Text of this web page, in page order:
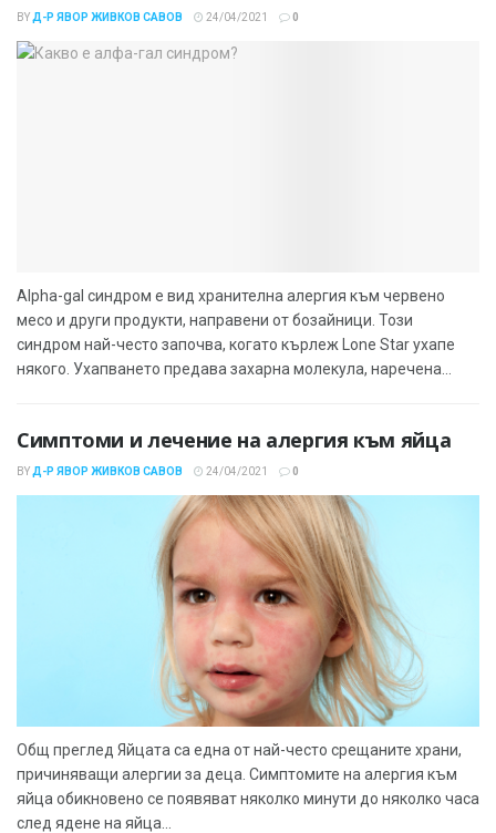
BY Д-Р ЯВОР ЖИВКОВ САВОВ 24/04/2021 0
Alpha-gal синдром е вид хранителна алергия към червено
месо и други продукти, направени от бозайници. Този
синдром най-често започва, когато кърлеж Lone Star ухапе
някого. Ухапването предава захарна молекула, наречена...
Симптоми и лечение на алергия към яйца
BY Д-Р ЯВОР ЖИВКОВ САВОВ 24/04/2021 0
Общ преглед Яйцата са една от най-често срещаните храни,
причиняващи алергии за деца. Симптомите на алергия към
яйца обикновено се появяват няколко минути до няколко часа
след ядене на яйца...